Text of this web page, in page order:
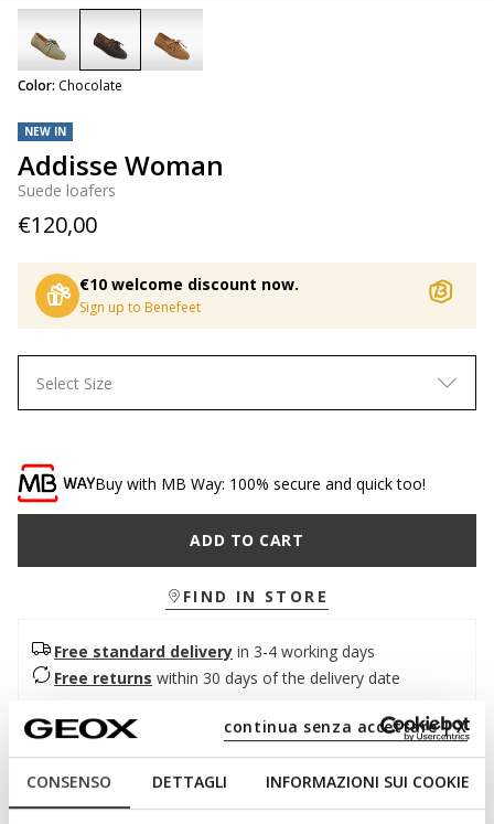
CONSENSO DETTAGLI INFORMAZIONI SUI COOKIE
continua senza accettare | X
NEW IN
Addisse Woman
Suede loafers
€120,00
€10 welcome discount now.
Sign up to Benefeet
Color: Chocolateselected
Select Size
Buy with MB Way: 100% secure and quick too!
ADD TO CART
FIND IN STORE
Free standard delivery in 3-4 working days
Free returns within 30 days of the delivery date
Description
A women’s loafer with an understated yet sophisticated style,
the perfect companion for hectic days in the city. In this